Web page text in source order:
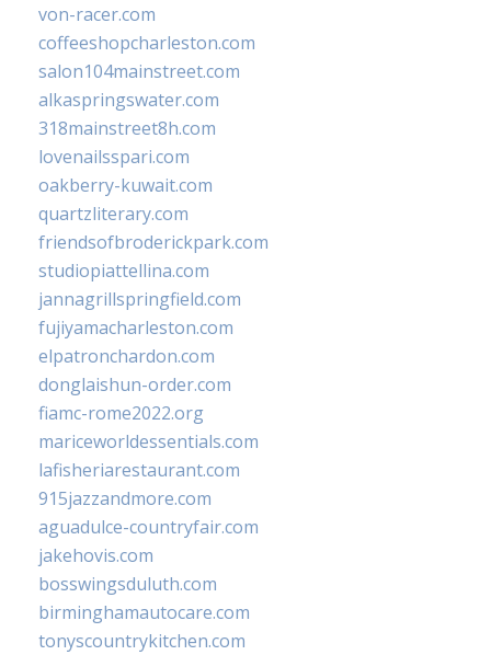
von-racer.com
coffeeshopcharleston.com
salon104mainstreet.com
alkaspringswater.com
318mainstreet8h.com
lovenailsspari.com
oakberry-kuwait.com
quartzliterary.com
friendsofbroderickpark.com
studiopiattellina.com
jannagrillspringfield.com
fujiyamacharleston.com
elpatronchardon.com
donglaishun-order.com
fiamc-rome2022.org
mariceworldessentials.com
lafisheriarestaurant.com
915jazzandmore.com
aguadulce-countryfair.com
jakehovis.com
bosswingsduluth.com
birminghamautocare.com
tonyscountrykitchen.com